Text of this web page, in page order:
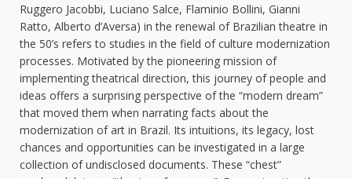
Ruggero Jacobbi, Luciano Salce, Flaminio Bollini, Gianni
Ratto, Alberto d’Aversa) in the renewal of Brazilian theatre in
the 50’s refers to studies in the field of culture modernization
processes. Motivated by the pioneering mission of
implementing theatrical direction, this journey of people and
ideas offers a surprising perspective of the “modern dream”
that moved them when narrating facts about the
modernization of art in Brazil. Its intuitions, its legacy, lost
chances and opportunities can be investigated in a large
collection of undisclosed documents. These “chest”